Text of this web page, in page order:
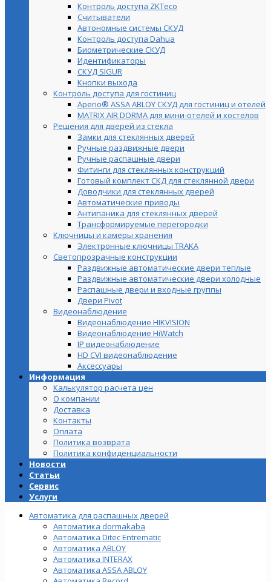
Контроль доступа ZKTeco
Считыватели
Автономные системы СКУД
Контроль доступа Dahua
Биометрические СКУД
Идентификаторы
СКУД SIGUR
Кнопки выхода
Контроль доступа для гостиниц
Aperio® ASSA ABLOY СКУД для гостиниц и отелей
MATRIX AIR DORMA для мини-отелей и хостелов
Решения для дверей из стекла
Замки для стеклянных дверей
Ручные раздвижные двери
Ручные распашные двери
Фитинги для стеклянных конструкций
Готовый комплект СКД для стеклянной двери
Доводчики для стеклянных дверей
Автоматические приводы
Антипаника для стеклянных дверей
Трансформируемые перегородки
Ключницы и камеры хранения
Электронные ключницы TRAKA
Светопрозрачные конструкции
Раздвижные автоматические двери теплые
Раздвижные автоматические двери холодные
Распашные двери и входные группы
Двери Pivot
Видеонаблюдение
Видеонаблюдение HIKVISION
Видеонаблюдение HiWatch
IP видеонаблюдение
HD CVI видеонаблюдение
Аксессуары
Информация
Калькулятор расчета цен
О компании
Доставка
Контакты
Оплата
Политика возврата
Политика конфиденциальности
Новости
Статьи
Сервис
Услуги
Автоматика для распашных дверей
Автоматика dormakaba
Автоматика Ditec Entrematic
Автоматика ABLOY
Автоматика INTERAX
Автоматика ASSA ABLOY